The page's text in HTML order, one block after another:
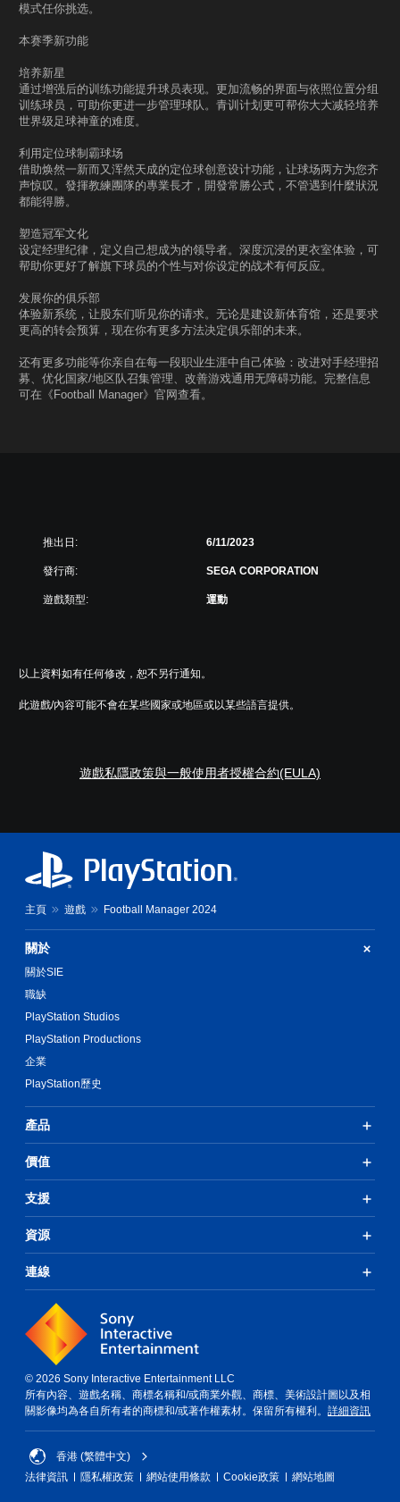
模式任你挑选。
本赛季新功能
培养新星
通过增强后的训练功能提升球员表现。更加流畅的界面与依照位置分组
训练球员，可助你更进一步管理球队。青训计划更可帮你大大减轻培养
世界级足球神童的难度。
利用定位球制霸球场
借助焕然一新而又浑然天成的定位球创意设计功能，让球场两方为您齐
声惊叹。發揮教練團隊的專業長才，開發常勝公式，不管遇到什麼狀況
都能得勝。
塑造冠军文化
设定经理纪律，定义自己想成为的领导者。深度沉浸的更衣室体验，可
帮助你更好了解旗下球员的个性与对你设定的战术有何反应。
发展你的俱乐部
体验新系统，让股东们听见你的请求。无论是建设新体育馆，还是要求
更高的转会预算，现在你有更多方法决定俱乐部的未来。
还有更多功能等你亲自在每一段职业生涯中自己体验：改进对手经理招
募、优化国家/地区队召集管理、改善游戏通用无障碍功能。完整信息
可在《Football Manager》官网查看。
推出日: 6/11/2023
發行商: SEGA CORPORATION
遊戲類型: 運動
以上資料如有任何修改，恕不另行通知。
此遊戲/內容可能不會在某些國家或地區或以某些語言提供。
遊戲私隱政策與一般使用者授權合約(EULA)
主頁 遊戲 Football Manager 2024
關於
關於SIE
職缺
PlayStation Studios
PlayStation Productions
企業
PlayStation歷史
產品
價值
支援
資源
連線
© 2026 Sony Interactive Entertainment LLC
所有內容、遊戲名稱、商標名稱和/或商業外觀、商標、美術設計圖以及相
關影像均為各自所有者的商標和/或著作權素材。保留所有權利。 詳細資訊
香港 (繁體中文)
法律資訊
隱私權政策 網站使用條款 Cookie政策 網站地圖